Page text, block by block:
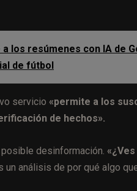
los resúmenes con IA de
de fútbol
servicio «permite a los
de hechos».
desinformación.
un análisis de por qué algo